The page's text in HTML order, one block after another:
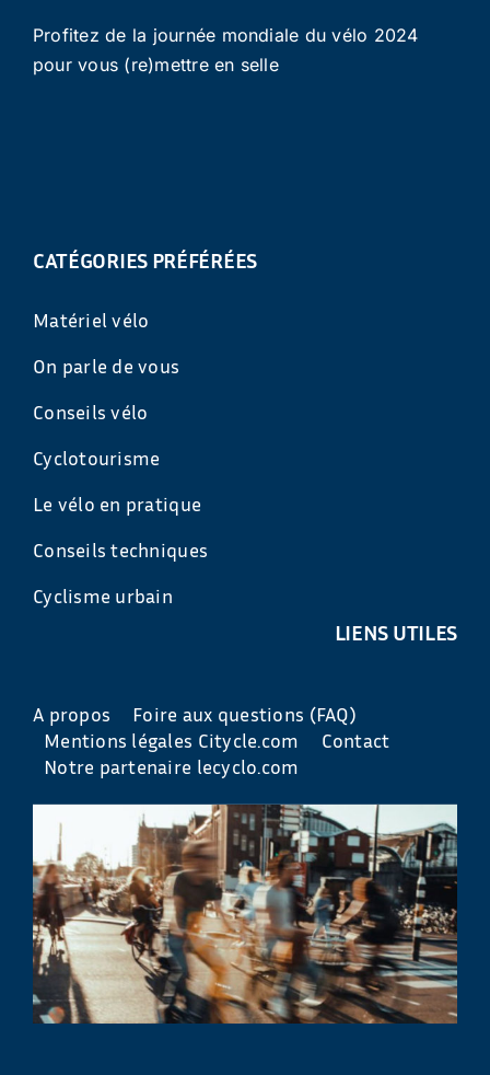
Profitez de la journée mondiale du vélo 2024
pour vous (re)mettre en selle
CATÉGORIES PRÉFÉRÉES
Matériel vélo
On parle de vous
Conseils vélo
Cyclotourisme
Le vélo en pratique
Conseils techniques
Cyclisme urbain
LIENS UTILES
A propos
Foire aux questions (FAQ)
Mentions légales Citycle.com
Contact
Notre partenaire lecyclo.com